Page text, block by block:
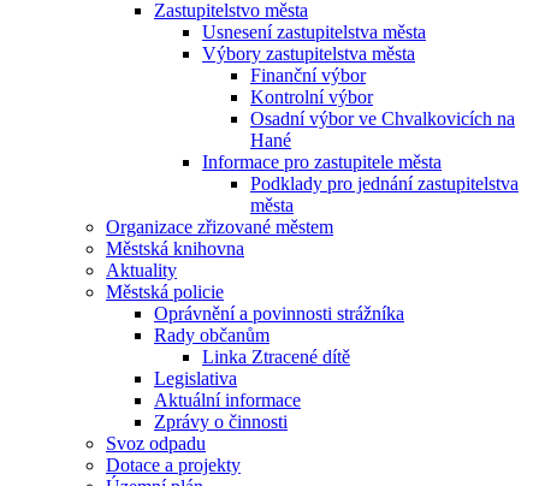
Zastupitelstvo města
Usnesení zastupitelstva města
Výbory zastupitelstva města
Finanční výbor
Kontrolní výbor
Osadní výbor ve Chvalkovicích na
Hané
Informace pro zastupitele města
Podklady pro jednání zastupitelstva
města
Organizace zřizované městem
Městská knihovna
Aktuality
Městská policie
Oprávnění a povinnosti strážníka
Rady občanům
Linka Ztracené dítě
Legislativa
Aktuální informace
Zprávy o činnosti
Svoz odpadu
Dotace a projekty